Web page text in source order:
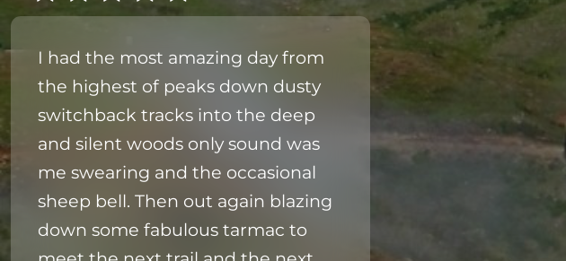
I had the most amazing day from
the highest of peaks down dusty
switchback tracks into the deep
and silent woods only sound was
me swearing and the occasional
sheep bell. Then out again blazing
down some fabulous tarmac to